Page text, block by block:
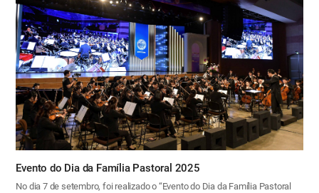
Evento do Dia da Família Pastoral 2025
No dia 7 de setembro, foi realizado o “Evento do Dia da Família Pastoral